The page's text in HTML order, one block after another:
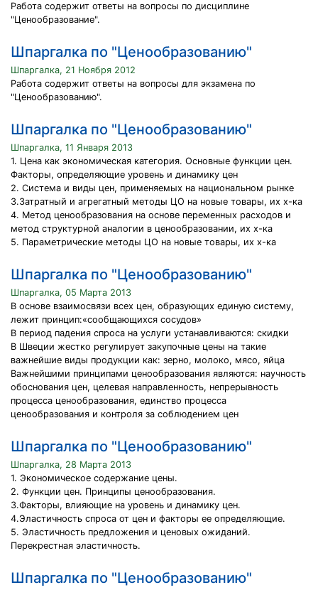
Работа содержит ответы на вопросы по дисциплине
"Ценообразование".
Шпаргалка по "Ценообразованию"
Шпаргалка, 21 Ноября 2012
Работа содержит ответы на вопросы для экзамена по
"Ценообразованию".
Шпаргалка по "Ценообразованию"
Шпаргалка, 11 Января 2013
1. Цена как экономическая категория. Основные функции цен.
Факторы, определяющие уровень и динамику цен
2. Система и виды цен, применяемых на национальном рынке
3.Затратный и агрегатный методы ЦО на новые товары, их х-ка
4. Метод ценообразования на основе переменных расходов и
метод структурной аналогии в ценообразовании, их х-ка
5. Параметрические методы ЦО на новые товары, их х-ка
Шпаргалка по "Ценообразованию"
Шпаргалка, 05 Марта 2013
В основе взаимосвязи всех цен, образующих единую систему,
лежит принцип:«сообщающихся сосудов»
В период падения спроса на услуги устанавливаются: скидки
В Швеции жестко регулирует закупочные цены на такие
важнейшие виды продукции как: зерно, молоко, мясо, яйца
Важнейшими принципами ценообразования являются: научность
обоснования цен, целевая направленность, непрерывность
процесса ценообразования, единство процесса
ценообразования и контроля за соблюдением цен
Шпаргалка по "Ценообразованию"
Шпаргалка, 28 Марта 2013
1. Экономическое содержание цены.
2. Функции цен. Принципы ценообразования.
3.Факторы, влияющие на уровень и динамику цен.
4.Эластичность спроса от цен и факторы ее определяющие.
5. Эластичность предложения и ценовых ожиданий.
Перекрестная эластичность.
Шпаргалка по "Ценообразованию"